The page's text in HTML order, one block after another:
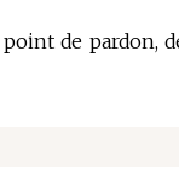
de pardon,